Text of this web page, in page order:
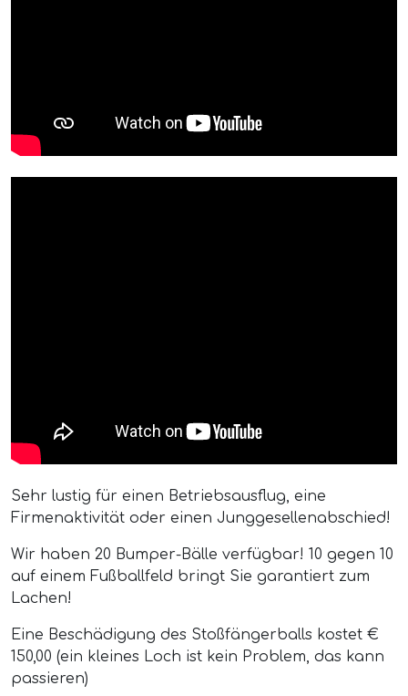
Sehr lustig für einen Betriebsausflug, eine
Firmenaktivität oder einen Junggesellenabschied!
Wir haben 20 Bumper-Bälle verfügbar! 10 gegen 10
auf einem Fußballfeld bringt Sie garantiert zum
Lachen!
Eine Beschädigung des Stoßfängerballs kostet €
150,00 (ein kleines Loch ist kein Problem, das kann
passieren)